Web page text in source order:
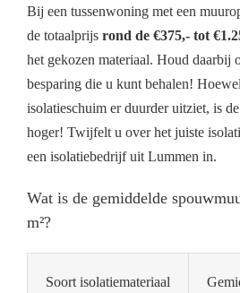
Bij een tussenwoning met een
de totaalprijs rond de €375,- tot
het gekozen materiaal. Houd daarbij
besparing die u kunt behalen!
isolatieschuim er duurder uitziet, is
hoger! Twijfelt u over het juiste
een isolatiebedrijf uit Lummen in.
Wat is de gemiddelde
m²?
Soort isolatiemateriaal